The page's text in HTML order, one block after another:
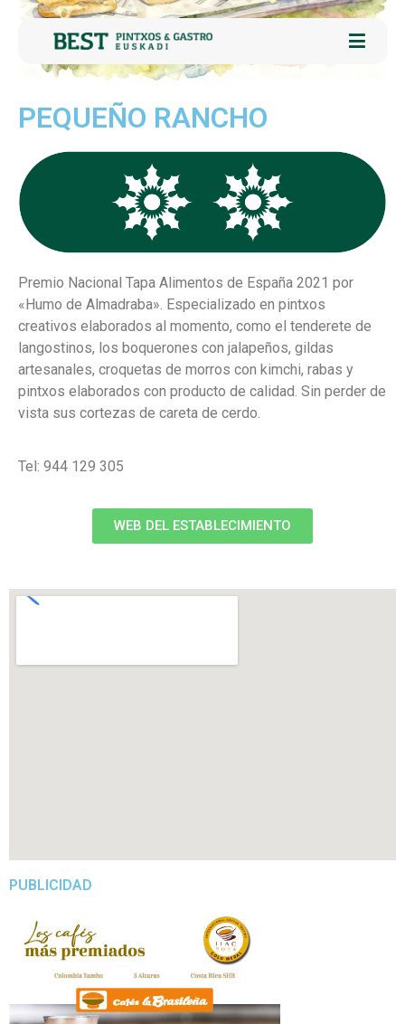
PEQUEÑO RANCHO
Premio Nacional Tapa Alimentos de España 2021 por
«Humo de Almadraba». Especializado en pintxos
creativos elaborados al momento, como el tenderete de
langostinos, los boquerones con jalapeños, gildas
artesanales, croquetas de morros con kimchi, rabas y
pintxos elaborados con producto de calidad. Sin perder de
vista sus cortezas de careta de cerdo.
Tel: 944 129 305
WEB DEL ESTABLECIMIENTO
PUBLICIDAD